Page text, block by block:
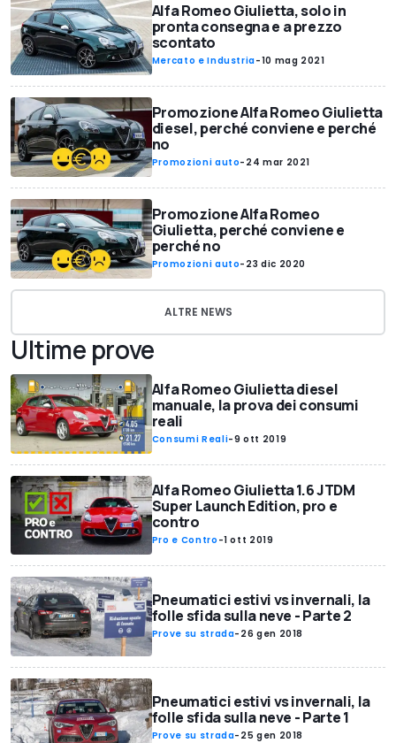
Alfa Romeo Giulietta, solo in
pronta consegna e a prezzo
scontato
Mercato e Industria-10 mag 2021
Promozione Alfa Romeo Giulietta
diesel, perché conviene e perché
no
Promozioni auto- 24 mar 2021
Promozione Alfa Romeo
Giulietta, perché conviene e
perché no
Promozioni auto- 23 dic 2020
ALTRE NEWS
Ultime prove
Alfa Romeo Giulietta diesel
manuale, la prova dei consumi
reali
Consumi Reali-9 ott 2019
Alfa Romeo Giulietta 1.6 JTDM
Super Launch Edition, pro e
contro
Pro e Contro -1 ott 2019
Pneumatici estivi vs invernali, la
folle sfida sulla neve - Parte 2
Prove su strada- 26 gen 2018
Pneumatici estivi vs invernali, la
folle sfida sulla neve - Parte 1
Prove su strada- 25 gen 2018